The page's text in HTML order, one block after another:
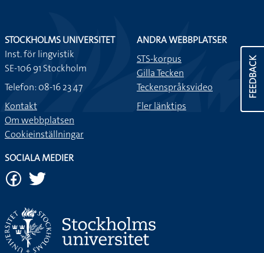
FEEDBACK
STOCKHOLMS UNIVERSITET
Inst. för lingvistik
SE-106 91 Stockholm
Telefon: 08-16 23 47
Kontakt
Om webbplatsen
Cookieinställningar
ANDRA WEBBPLATSER
STS-korpus
Gilla Tecken
Teckenspråksvideo
Fler länktips
SOCIALA MEDIER